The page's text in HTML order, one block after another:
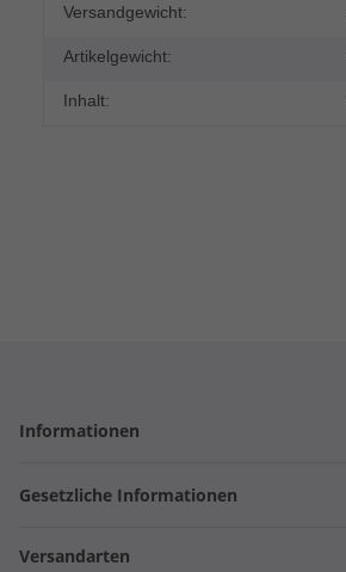
Versandgewicht:
Artikelgewicht:
Inhalt:
Informationen
Gesetzliche Informationen
Versandarten